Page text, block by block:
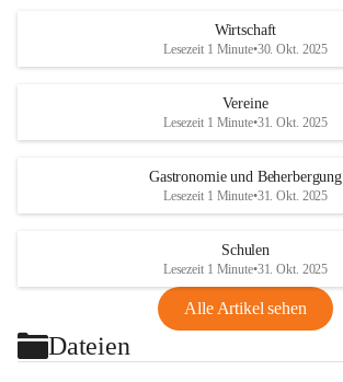
Wirtschaft
Lesezeit 1 Minute•30. Okt. 2025
Vereine
Lesezeit 1 Minute•31. Okt. 2025
Gastronomie und Beherbergung
Lesezeit 1 Minute•31. Okt. 2025
Schulen
Lesezeit 1 Minute•31. Okt. 2025
Alle Artikel sehen
Dateien